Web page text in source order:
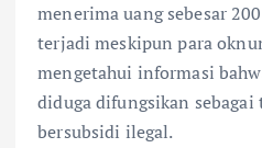
menerima uang sebesar
terjadi meskipun para
mengetahui informasi
diduga difungsikan
bersubsidi ilegal.